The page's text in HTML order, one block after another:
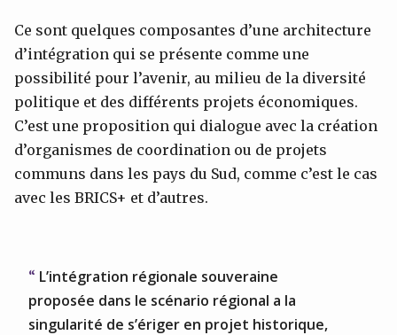
Ce sont quelques composantes d’une architecture
d’intégration qui se présente comme une
possibilité pour l’avenir, au milieu de la diversité
politique et des différents projets économiques.
C’est une proposition qui dialogue avec la création
d’organismes de coordination ou de projets
communs dans les pays du Sud, comme c’est le cas
avec les BRICS+ et d’autres.
L’intégration régionale souveraine
proposée dans le scénario régional a la
singularité de s’ériger en projet historique,